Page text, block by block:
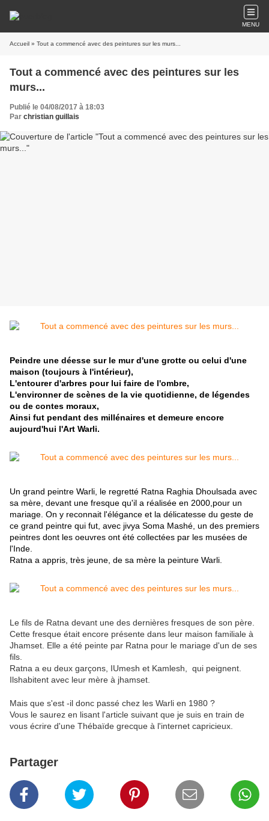
MENU
Accueil » Tout a commencé avec des peintures sur les murs...
Tout a commencé avec des peintures sur les
murs...
Publié le 04/08/2017 à 18:03
Par christian guillais
Peindre une déesse sur le mur d'une grotte ou celui d'une
maison (toujours à l'intérieur),
L'entourer d'arbres pour lui faire de l'ombre,
L'environner de scènes de la vie quotidienne, de légendes
ou de contes moraux,
Ainsi fut pendant des millénaires et demeure encore
aujourd'hui l'Art Warli.
Un grand peintre Warli, le regretté Ratna Raghia Dhoulsada avec
sa mère, devant une fresque qu'il a réalisée en 2000,pour un
mariage. On y reconnait l'élégance et la délicatesse du geste de
ce grand peintre qui fut, avec jivya Soma Mashé, un des premiers
peintres dont les oeuvres ont été collectées par les musées de
l'Inde.
Ratna a appris, très jeune, de sa mère la peinture Warli.
Le fils de Ratna devant une des dernières fresques de son père.
Cette fresque était encore présente dans leur maison familiale à
Jhamset. Elle a été peinte par Ratna pour le mariage d'un de ses
fils.
Ratna a eu deux garçons, IUmesh et Kamlesh, qui peignent.
Ilshabitent avec leur mère à jhamset.
Mais que s'est -il donc passé chez les Warli en 1980 ?
Vous le saurez en lisant l'article suivant que je suis en train de
vous écrire d'une Thébaïde grecque à l'internet capricieux.
Partager